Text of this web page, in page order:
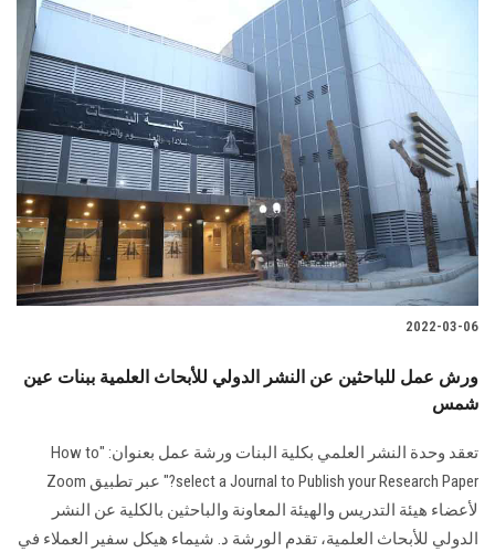
2022-03-06
ورش عمل للباحثين عن النشر الدولي للأبحاث العلمية ببنات عين
شمس
تعقد وحدة النشر العلمي بكلية البنات ورشة عمل بعنوان: "How to
select a Journal to Publish your Research Paper?" عبر تطبيق Zoom
لأعضاء هيئة التدريس والهيئة المعاونة والباحثين بالكلية عن النشر
الدولي للأبحاث العلمية، تقدم الورشة د. شيماء هيكل سفير العملاء في